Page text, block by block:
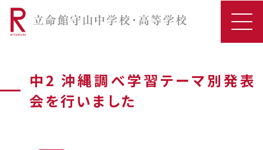
中2 沖縄調べ学習テーマ別発表
会を行いました